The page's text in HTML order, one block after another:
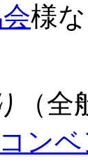
様
（全
ン